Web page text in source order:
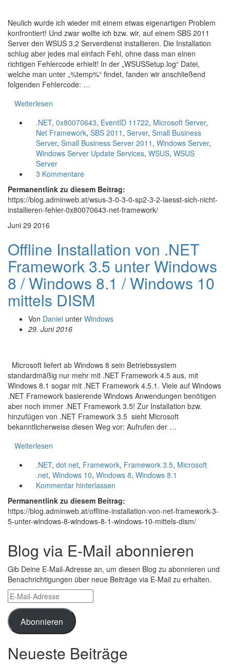
Neulich wurde ich wieder mit einem etwas eigenartigen Problem
konfrontiert! Und zwar wollte ich bzw. wir, auf einem SBS 2011
Server den WSUS 3.2 Serverdienst installieren. Die Installation
schlug aber jedes mal einfach Fehl, ohne dass man einen
richtigen Fehlercode erhielt! In der „WSUSSetup.log“ Datei,
welche man unter „%temp%“ findet, fanden wir anschließend
folgenden Fehlercode: …
Weiterlesen
.NET, 0x80070643, EventID 11722, Microsoft Server,
Net Framework, SBS 2011 , Server, Small Business
Server, Small Business Server 2011 , Windows Server,
Windows Server Update Services, WSUS, WSUS
Server
3 Kommentare
Permanentlink zu diesem Beitrag:
https://blog.adminweb.at/wsus-3-0-3-0-sp2-3-2-laesst-sich-nicht-
installieren-fehler-0x80070643-net-framework/
Juni 29 2016
Offline Installation von .NET
Framework 3.5 unter Windows
8 / Windows 8.1 / Windows 10
mittels DISM
Von Daniel unter Windows
29. Juni 2016
Microsoft liefert ab Windows 8 sein Betriebssystem
standardmäßig nur mehr mit .NET Framework 4.5 aus, mit
Windows 8.1 sogar mit .NET Framework 4.5.1. Viele auf Windows
.NET Framework basierende Windows Anwendungen benötigen
aber noch immer .NET Framework 3.5! Zur Installation bzw.
hinzufügen von .NET Framework 3.5 sieht Microsoft
bekanntlicherweise diesen Weg vor: Aufrufen der …
Weiterlesen
.NET, dot net, Framework, Framework 3.5, Microsoft
.net, Windows 10, Windows 8, Windows 8.1
Kommentar hinterlassen
Permanentlink zu diesem Beitrag:
https://blog.adminweb.at/offline-installation-von-net-framework-3-
5-unter-windows-8-windows-8-1-windows-10-mittels-dism/
Blog via E-Mail abonnieren
Gib Deine E-Mail-Adresse an, um diesen Blog zu abonnieren und
Benachrichtigungen über neue Beiträge via E-Mail zu erhalten.
E-
Mail-
Adresse
Abonnieren
Neueste Beiträge